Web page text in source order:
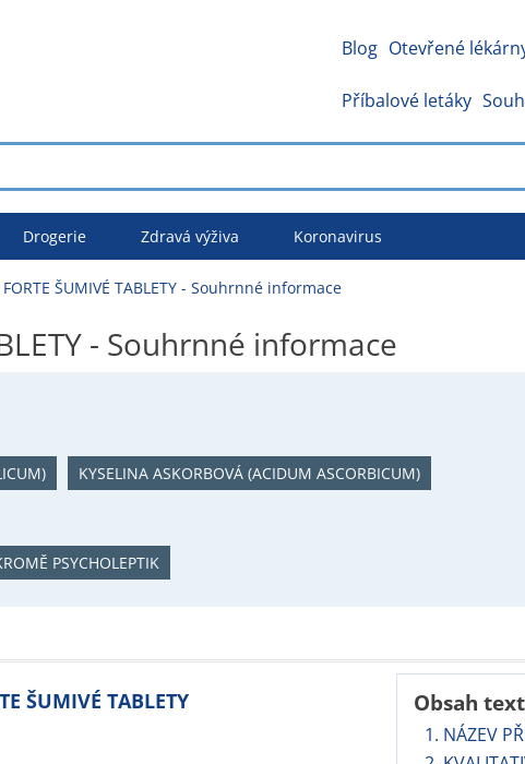
Blog Otevřené
Příbalové letáky
Drogerie Zdravá výživa Koronavirus
FORTE ŠUMIVÉ TABLETY - Souhrnné informace
- Souhrnné informace
KYSELINA ASKORBOVÁ (ACIDUM ASCORBICUM)
PSYCHOLEPTIK
Obsah
1. NÁZEV
ŠUMIVÉ TABLETY